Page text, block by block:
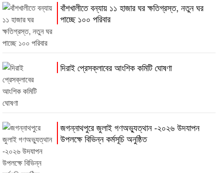
বাঁশখালীতে বন্যায় ১১ হাজার ঘর ক্ষতিগ্রস্ত, নতুন ঘর
পাচ্ছে ১০০ পরিবার
দিরাই প্রেসক্লাবের আংশিক কমিটি ঘোষণা
জগন্নাথপুরে জুলাই গণঅভ্যুত্থান -২০২৬ উদযাপন
উপলক্ষে বিভিন্ন কর্মসূচি অনুষ্ঠিত